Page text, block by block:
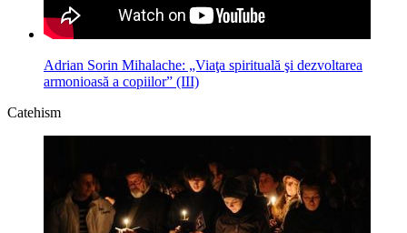
Adrian Sorin Mihalache: „Viaţa spirituală şi dezvoltarea
armonioasă a copiilor” (III)
Catehism